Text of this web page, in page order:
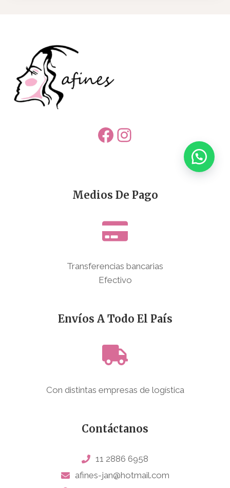
Facebook
Instagram
Medios De Pago
Transferencias bancarias
Efectivo
Envíos A Todo El País
Con distintas empresas de logística
Contáctanos
11 2886 6958
afines-jan@hotmail.com